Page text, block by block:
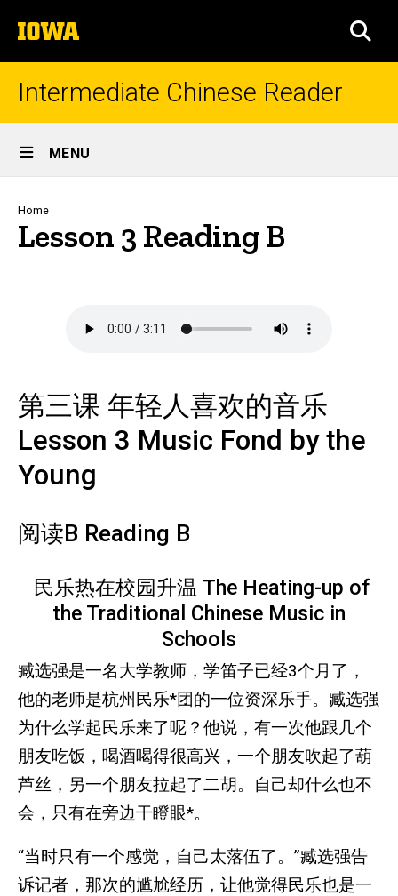
to
content
The
University
of
Intermediate Chinese Reader
Site
Main
Navigation
MENU
Breadcrumb
Home
Lesson 3 Reading B
第三课 年轻人喜欢的音乐
Lesson 3 Music Fond by the
Young
阅读B Reading B
民乐热在校园升温 The Heating-up of
the Traditional Chinese Music in
Schools
臧选强是一名大学教师，学笛子已经3个月了，
他的老师是杭州民乐*团的一位资深乐手。臧选强
为什么学起民乐来了呢？他说，有一次他跟几个
朋友吃饭，喝酒喝得很高兴，一个朋友吹起了葫
芦丝，另一个朋友拉起了二胡。自己却什么也不
会，只有在旁边干瞪眼*。
“当时只有一个感觉，自己太落伍了。”臧选强告
诉记者，那次的尴尬经历，让他觉得民乐也是一